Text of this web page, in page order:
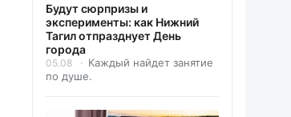
Будут сюрпризы и
эксперименты: как Нижний
Тагил отпразднует День
города
05.08
Каждый найдет занятие
по душе.